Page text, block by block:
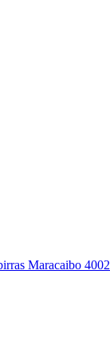
Maracaibo 4002